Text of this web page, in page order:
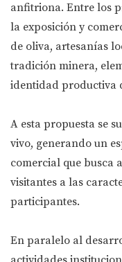
anfitriona. Entre los
la exposición y
de oliva, artesanías
tradición minera,
identidad productiva
A esta propuesta se
vivo, generando un
comercial que busca
visitantes a las
participantes.
En paralelo al